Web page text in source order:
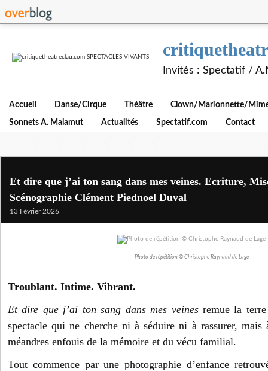
Invités : Spectatif /
Accueil Danse/Cirque Théâtre Clown/Marionnette/
Sonnets A. Malamut Actualités Spectatif.com Contact
Et dire que j’ai ton sang dans mes veines. Ecriture,
Scénographie Clément Piednoel Duval
13 Février 2026
Photo de répétition © Christophe Raynaud de Lage
Troublant. Intime. Vibrant.
Et dire que j’ai ton sang dans mes veinesremue la terre
spectacle qui ne cherche ni à séduire ni à rassurer,
méandres enfouis de la mémoire et du vécu familial.
Tout commence par une photographie d’enfance